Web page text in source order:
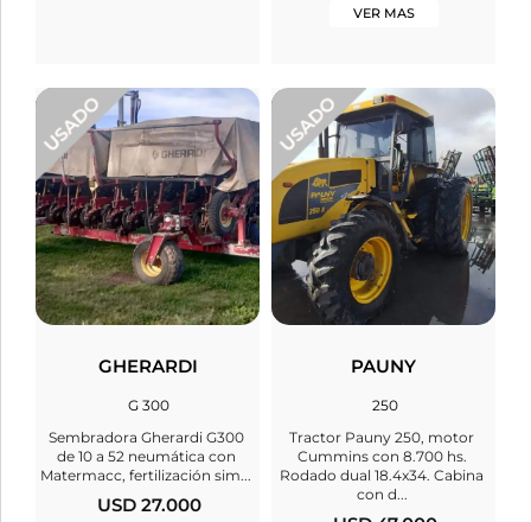
VER MAS
GHERARDI
G 300
Sembradora Gherardi G300
de 10 a 52 neumática con
Matermacc, fertilización sim...
USD 27.000
PAUNY
250
Tractor Pauny 250, motor
Cummins con 8.700 hs.
Rodado dual 18.4x34. Cabina
con d...